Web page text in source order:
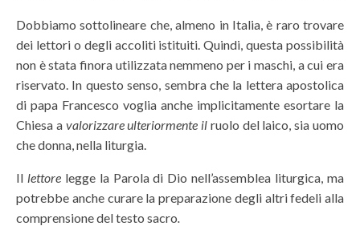
Dobbiamo sottolineare che, almeno in Italia, è raro trovare
dei lettori o degli accoliti istituiti. Quindi, questa possibilità
non è stata finora utilizzata nemmeno per i maschi, a cui era
riservato. In questo senso, sembra che la lettera apostolica
di papa Francesco voglia anche implicitamente esortare la
Chiesa a valorizzare ulteriormente il ruolo del laico, sia uomo
che donna, nella liturgia.
Il lettorelegge la Parola di Dio nell’assemblea liturgica, ma
potrebbe anche curare la preparazione degli altri fedeli alla
comprensione del testo sacro